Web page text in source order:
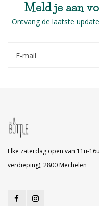
Meld je aan
Ontvang de laatste
Elke zaterdag open van 11u-
verdieping), 2800 Mechelen